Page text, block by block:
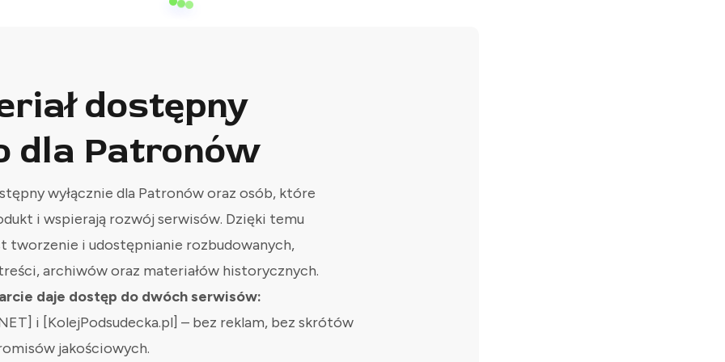
dostępny
dla Patronów
wyłącznie dla Patronów oraz osób, które
i wspierają rozwój serwisów. Dzięki temu
tworzenie i udostępnianie rozbudowanych,
archiwów oraz materiałów historycznych.
daje dostęp do dwóch serwisów:
i [KolejPodsudecka.pl] – bez reklam, bez skrótów
jakościowych.